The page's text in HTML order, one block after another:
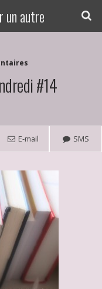
un autre
#14
E-mail SMS